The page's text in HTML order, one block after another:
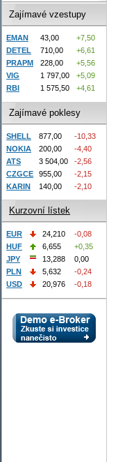
Zajímavé vzestupy
EMAN 43,00
+7,50
DETEL
710,00
+6,61
PRAPM
228,00
+5,56
VIG
1 797,00
+5,09
RBI
1 575,50 +4,61
Zajímavé poklesy
SHELL 877,00
-10,33
NOKIA
200,00
-4,40
ATS
3 504,00
-2,56
CZGCE
955,00
-2,15
KARIN
140,00 -2,10
Kurzovní lístek
EUR 24,210
-0,08
HUF
6,655
+0,35
JPY
13,288
0,00
PLN
5,632
-0,24
USD
20,976 -0,18